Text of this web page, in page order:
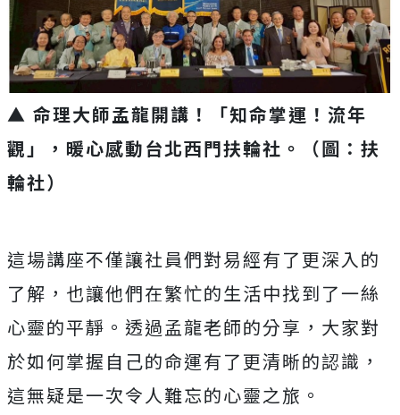
▲ 命理大師孟龍開講！「知命掌運！流年
觀」，暖心感動台北西門扶輪社。（圖：扶
輪社）
這場講座不僅讓社員們對易經有了更深入的
了解，也讓他們在繁忙的生活中找到了一絲
心靈的平靜。透過孟龍老師的分享，大家對
於如何掌握自己的命運有了更清晰的認識，
這無疑是一次令人難忘的心靈之旅。